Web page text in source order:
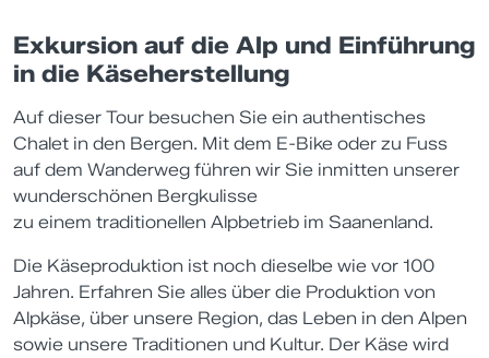
Exkursion auf die Alp und Einführung
in die Käseherstellung
Auf dieser Tour besuchen Sie ein authentisches
Chalet in den Bergen. Mit dem E-Bike oder zu Fuss
auf dem Wanderweg führen wir Sie inmitten unserer
wunderschönen Bergkulisse
zu einem traditionellen Alpbetrieb im Saanenland.
Die Käseproduktion ist noch dieselbe wie vor 100
Jahren. Erfahren Sie alles über die Produktion von
Alpkäse, über unsere Region, das Leben in den Alpen
sowie unsere Traditionen und Kultur. Der Käse wird